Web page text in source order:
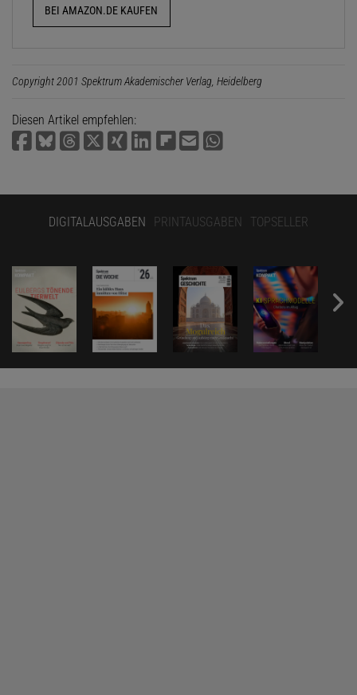
BEI AMAZON.DE KAUFEN
Copyright 2001 Spektrum Akademischer Verlag, Heidelberg
Diesen Artikel empfehlen:
DIGITALAUSGABEN PRINTAUSGABEN TOPSELLER